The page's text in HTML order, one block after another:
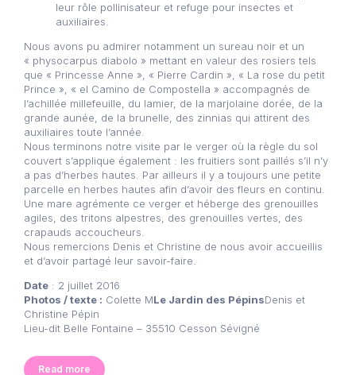
leur rôle pollinisateur et refuge pour insectes et
auxiliaires.
Nous avons pu admirer notamment un sureau noir et un
« physocarpus diabolo » mettant en valeur des rosiers tels
que « Princesse Anne », « Pierre Cardin », « La rose du petit
Prince », « el Camino de Compostella » accompagnés de
l’achillée millefeuille, du lamier, de la marjolaine dorée, de la
grande aunée, de la brunelle, des zinnias qui attirent des
auxiliaires toute l’année.
Nous terminons notre visite par le verger où la règle du sol
couvert s’applique également : les fruitiers sont paillés s’il n’y
a pas d’herbes hautes. Par ailleurs il y a toujours une petite
parcelle en herbes hautes afin d’avoir des fleurs en continu.
Une mare agrémente ce verger et héberge des grenouilles
agiles, des tritons alpestres, des grenouilles vertes, des
crapauds accoucheurs.
Nous remercions Denis et Christine de nous avoir accueillis
et d’avoir partagé leur savoir-faire.
Date : 2 juillet 2016
Photos / texte : Colette MLe Jardin des PépinsDenis et
Christine Pépin
Lieu-dit Belle Fontaine – 35510 Cesson Sévigné
Read more